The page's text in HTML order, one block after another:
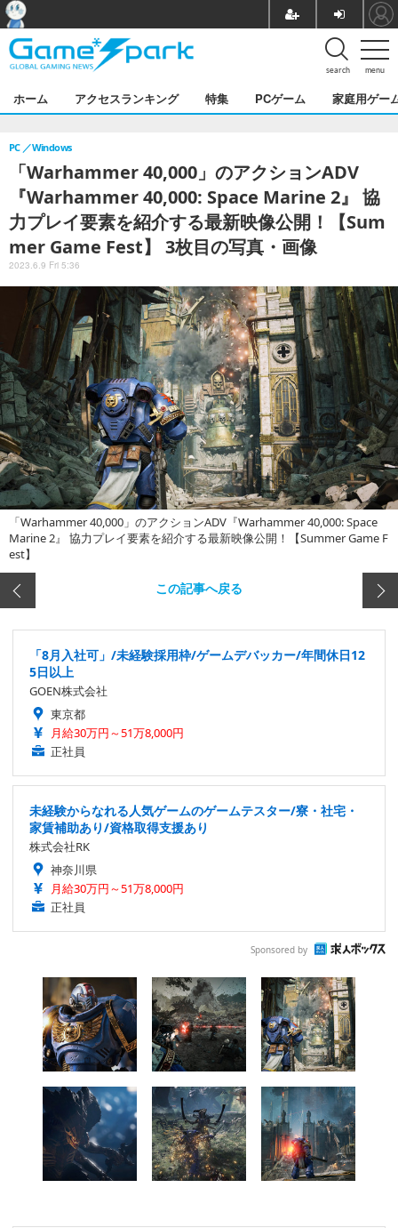
menu
search
ホーム アクセスランキング 特集 PCゲーム 家庭用ゲー
「Warhammer 40,000」のアクションADV
『Warhammer 40,000: Space Marine 2』 協
力プレイ要素を紹介する最新映像公開！【Sum
mer Game Fest】 3枚目の写真・画像
PC Windows
2023.6.9 Fri 5:36
「Warhammer 40,000」のアクションADV『Warhammer 40,000: Space
Marine 2』 協力プレイ要素を紹介する最新映像公開！【Summer Game F
est】
この記事へ戻る
「8月入社可」/未経験採用枠/ゲームデバッカー/年間休日12
5日以上
GOEN株式会社
東京都
月給30万円～51万8,000円
正社員
未経験からなれる人気ゲームのゲームテスター/寮・社宅・
家賃補助あり/資格取得支援あり
株式会社RK
神奈川県
月給30万円～51万8,000円
正社員
Sponsored by